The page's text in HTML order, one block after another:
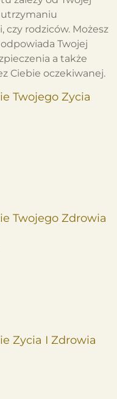
utrzymaniu
czy rodziców. Możesz
Twojej
a także
Ciebie oczekiwanej.
Twojego Zycia
Twojego Zdrowia
Zycia I Zdrowia